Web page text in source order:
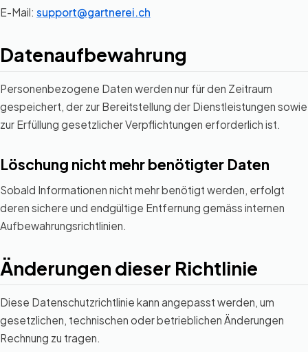
E-Mail: support@gartnerei.ch
Datenaufbewahrung
Personenbezogene Daten werden nur für den Zeitraum
gespeichert, der zur Bereitstellung der Dienstleistungen sowie
zur Erfüllung gesetzlicher Verpflichtungen erforderlich ist.
Löschung nicht mehr benötigter Daten
Sobald Informationen nicht mehr benötigt werden, erfolgt
deren sichere und endgültige Entfernung gemäss internen
Aufbewahrungsrichtlinien.
Änderungen dieser Richtlinie
Diese Datenschutzrichtlinie kann angepasst werden, um
gesetzlichen, technischen oder betrieblichen Änderungen
Rechnung zu tragen.